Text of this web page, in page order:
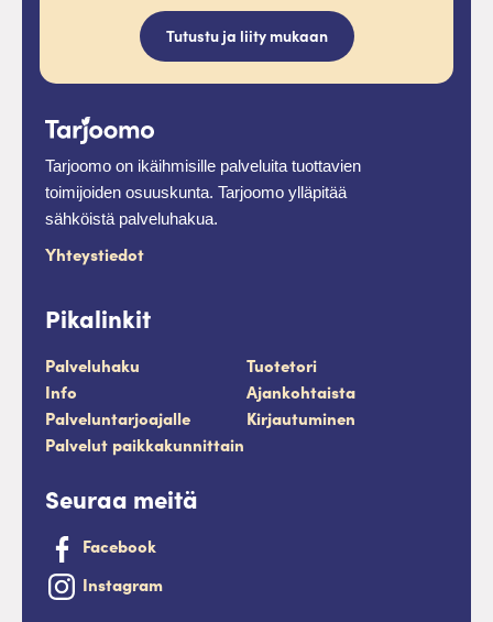
Tutustu ja liity mukaan
Tarjoomo on ikäihmisille palveluita tuottavien
toimijoiden osuuskunta. Tarjoomo ylläpitää
sähköistä palveluhakua.
Yhteystiedot
Pikalinkit
Palveluhaku
Tuotetori
Info
Ajankohtaista
Palveluntarjoajalle
Kirjautuminen
Palvelut paikkakunnittain
Seuraa meitä
Facebook
Instagram